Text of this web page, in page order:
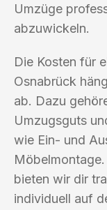
Umzüge
abzuwickeln.
Die Kosten für
Osnabrück
ab. Dazu
Umzugsguts
wie Ein- und
bieten wir dir
individuell auf